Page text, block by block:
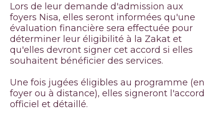
Lors de leur demande d'admission aux
foyers Nisa, elles seront informées qu'une
évaluation financière sera effectuée pour
déterminer leur éligibilité à la Zakat et
qu'elles devront signer cet accord si elles
souhaitent bénéficier des services.
Une fois jugées éligibles au programme (en
foyer ou à distance), elles signeront l'accord
officiel et détaillé.